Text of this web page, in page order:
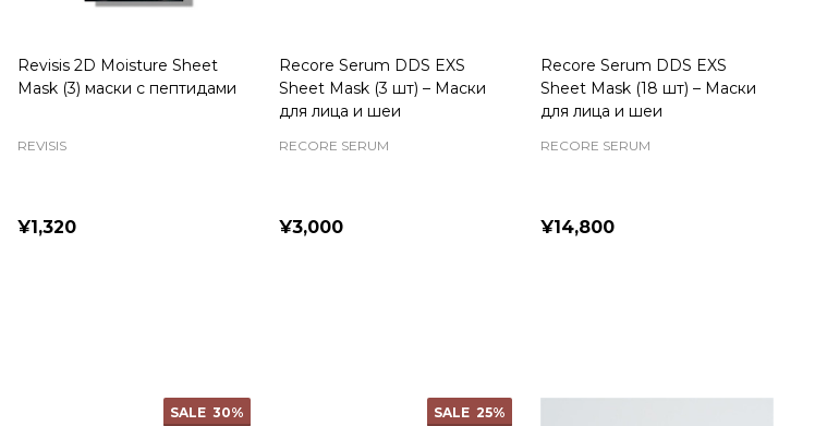
Revisis 2D Moisture Sheet
Mask (3) маски с пептидами
REVISIS
¥1,320
Recore Serum DDS EXS
Sheet Mask (3 шт) – Маски
для лица и шеи
RECORE SERUM
¥3,000
Recore Serum DDS EXS
Sheet Mask (18 шт) – Маски
для лица и шеи
RECORE SERUM
¥14,800
SALE 30% SALE 25%